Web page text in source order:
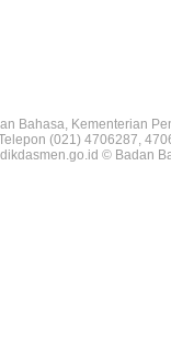
Bahasa, Kementerian
(021) 4706287,
© Badan